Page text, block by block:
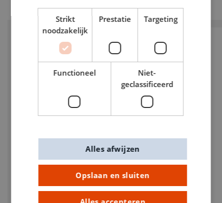
Strikt
noodzakelijk
Prestatie Targeting
Functioneel
Niet-
geclassificeerd
Opslaan en sluiten
Alles afwijzen